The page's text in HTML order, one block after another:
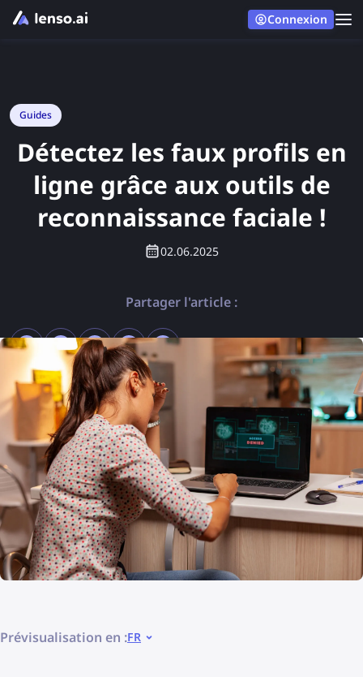
Connexion
Guides
Détectez les faux profils en
ligne grâce aux outils de
reconnaissance faciale !
02.06.2025
Partager l'article :
Prévisualisation en :FR